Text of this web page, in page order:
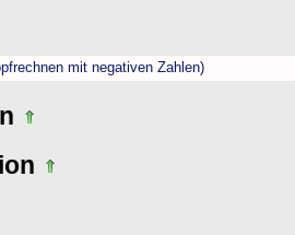
mit negativen Zahlen)